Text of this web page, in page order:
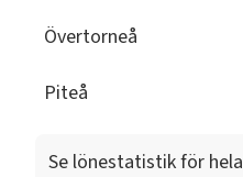
Övertorneå
Piteå
Se lönestatistik för hela